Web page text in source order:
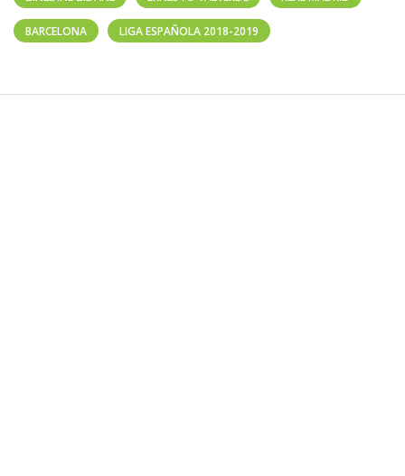
BARCELONA LIGA ESPAÑOLA 2018-2019